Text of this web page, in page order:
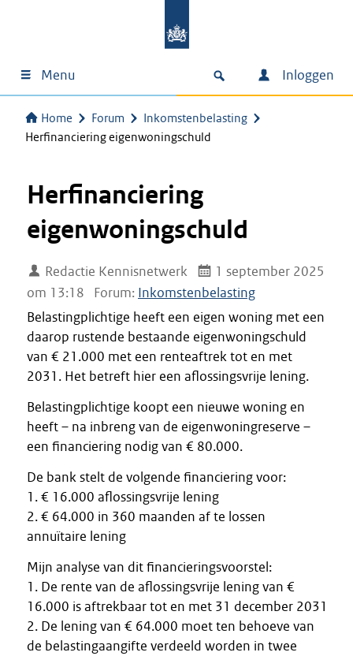
Menu Inloggen
Home Forum
Inkomstenbelasting
Herfinanciering eigenwoningschuld
Herfinanciering
eigenwoningschuld
Redactie Kennisnetwerk
1 september 2025
om 13:18
Forum: Inkomstenbelasting
Belastingplichtige heeft een eigen woning met een
daarop rustende bestaande eigenwoningschuld
van € 21.000 met een renteaftrek tot en met
2031. Het betreft hier een aflossingsvrije lening.
Belastingplichtige koopt een nieuwe woning en
heeft – na inbreng van de eigenwoningreserve –
een financiering nodig van € 80.000.
De bank stelt de volgende financiering voor:
1. € 16.000 aflossingsvrije lening
2. € 64.000 in 360 maanden af te lossen
annuïtaire lening
Mijn analyse van dit financieringsvoorstel:
1. De rente van de aflossingsvrije lening van €
16.000 is aftrekbaar tot en met 31 december 2031
2. De lening van € 64.000 moet ten behoeve van
de belastingaangifte verdeeld worden in twee